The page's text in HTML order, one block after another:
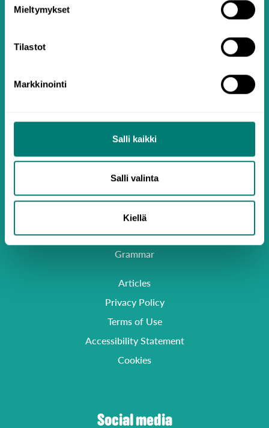
Mieltymykset
Tilastot
Markkinointi
Salli kaikki
Salli valinta
Kiellä
Activate Code or Key
Buy a Gift Card
Grammar
Articles
Privacy Policy
Terms of Use
Accessibility Statement
Cookies
Social media